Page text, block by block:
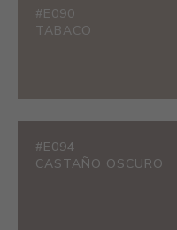
#E090
TABACO
#E094
CASTAÑO OSCURO